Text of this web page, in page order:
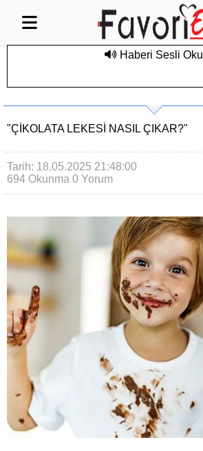
Haberi Sesli Oku
"ÇIKOLATA LEKESI NASIL ÇIKAR?"
Tarih: 18.05.2025 21:48:00
694 Okunma 0 Yorum